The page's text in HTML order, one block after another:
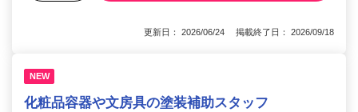
更新日： 2026/06/24 掲載終了日： 2026/09/18
NEW
化粧品容器や文房具の塗装補助スタッフ